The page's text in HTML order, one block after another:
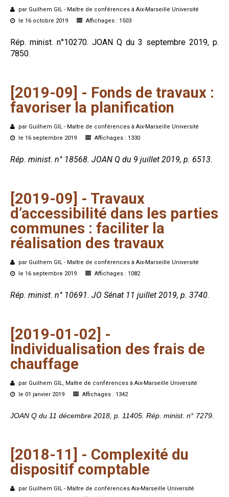
par Guilhem GIL - Maître de conférences à Aix-Marseille Université
le 16 octobre 2019
Affichages : 1503
Rép. minist. n°10270. JOAN Q du 3 septembre 2019, p.
7850.
[2019-09] - Fonds de travaux :
favoriser la planification
par Guilhem GIL - Maître de conférences à Aix-Marseille Université
le 16 septembre 2019
Affichages : 1330
Rép. minist. n° 18568. JOAN Q du 9 juillet 2019, p. 6513.
[2019-09] - Travaux
d’accessibilité dans les parties
communes : faciliter la
réalisation des travaux
par Guilhem GIL - Maître de conférences à Aix-Marseille Université
le 16 septembre 2019
Affichages : 1082
Rép. minist. n° 10691. JO Sénat 11 juillet 2019, p. 3740.
[2019-01-02] -
Individualisation des frais de
chauffage
par Guilhem GIL, Maître de conférences à Aix-Marseille Université
le 01 janvier 2019
Affichages : 1342
JOAN Q du 11 décembre 2018, p. 11405. Rép. minist. n° 7279.
[2018-11] - Complexité du
dispositif comptable
par Guilhem GIL - Maître de conférences Aix-Marseille Université